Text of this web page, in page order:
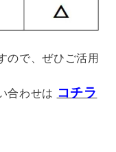
ので、ぜひご活用
合わせは コチラ